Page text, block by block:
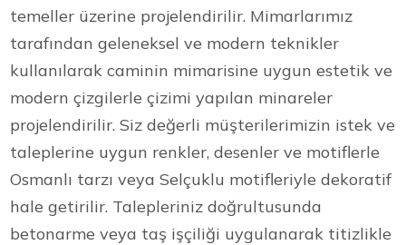
temeller üzerine projelendirilir. Mimarlarımız
tarafından geleneksel ve modern teknikler
kullanılarak caminin mimarisine uygun estetik ve
modern çizgilerle çizimi yapılan minareler
projelendirilir. Siz değerli müşterilerimizin istek ve
taleplerine uygun renkler, desenler ve motiflerle
Osmanlı tarzı veya Selçuklu motifleriyle dekoratif
hale getirilir. Talepleriniz doğrultusunda
betonarme veya taş işçiliği uygulanarak titizlikle